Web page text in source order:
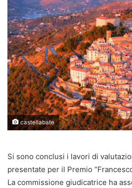
castellabate
Si sono conclusi i lavori di
presentate per il Premio
La commissione giudicatrice ha